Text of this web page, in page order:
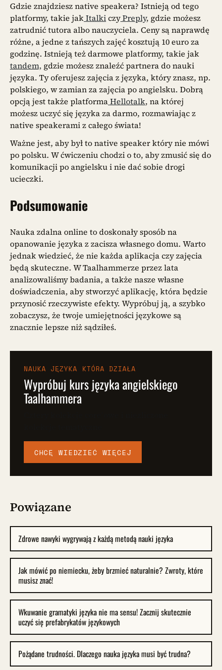
Gdzie znajdziesz native speakera? Istnieją od tego
platformy, takie jakItalkiczyPreply, gdzie możesz
zatrudnić tutora albo nauczyciela. Ceny są naprawdę
różne, a jedne z tańszych zajęć kosztują 10 euro za
godzinę. Istnieją też darmowe platformy, takie jak
tandem, gdzie możesz znaleźć partnera do nauki
języka. Ty oferujesz zajęcia z języka, który znasz, np.
polskiego, w zamian za zajęcia po angielsku. Dobrą
opcją jest także platformaHellotalk, na której
możesz uczyć się języka za darmo, rozmawiając z
native speakerami z całego świata!
Ważne jest, aby był to native speaker który nie mówi
po polsku. W ćwiczeniu chodzi o to, aby zmusić się do
komunikacji po angielsku i nie dać sobie drogi
ucieczki.
Podsumowanie
Nauka zdalna online to doskonały sposób na
opanowanie języka z zacisza własnego domu. Warto
jednak wiedzieć, że nie każda aplikacja czy zajęcia
będą skuteczne. W Taalhammerze przez lata
analizowaliśmy badania, a także nasze własne
doświadczenia, aby stworzyć aplikację, która będzie
przynosić rzeczywiste efekty. Wypróbuj ją, a szybko
zobaczysz, że twoje umiejętności językowe są
znacznie lepsze niż sądziłeś.
NAUKA JĘZYKA KTÓRA DZIAŁA
Wypróbuj kurs języka angielskiego
Taalhammera
CHCĘ WIEDZIEĆ WIĘCEJ
Powiązane
Zdrowe nawyki wygrywają z każdą metodą nauki języka
Jak mówić po niemiecku, żeby brzmieć naturalnie? Zwroty, które
musisz znać!
Wkuwanie gramatyki języka nie ma sensu! Zacznij skutecznie
uczyć się prefabrykatów językowych
Pożądane trudności. Dlaczego nauka języka musi być trudna?